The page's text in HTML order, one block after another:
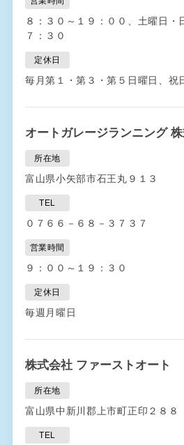
８：３０～１９：００、土曜日・
７：３０
定休日
毎月第１・第３・第５日曜日、祝
オートガレージランニング
所在地
富山県小矢部市石王丸９１３
TEL
０７６６－６８－３７３７
営業時間
９：００～１９：３０
定休日
毎週月曜日
株式会社 ファーストオート
所在地
富山県中新川郡上市町正印２８８
TEL